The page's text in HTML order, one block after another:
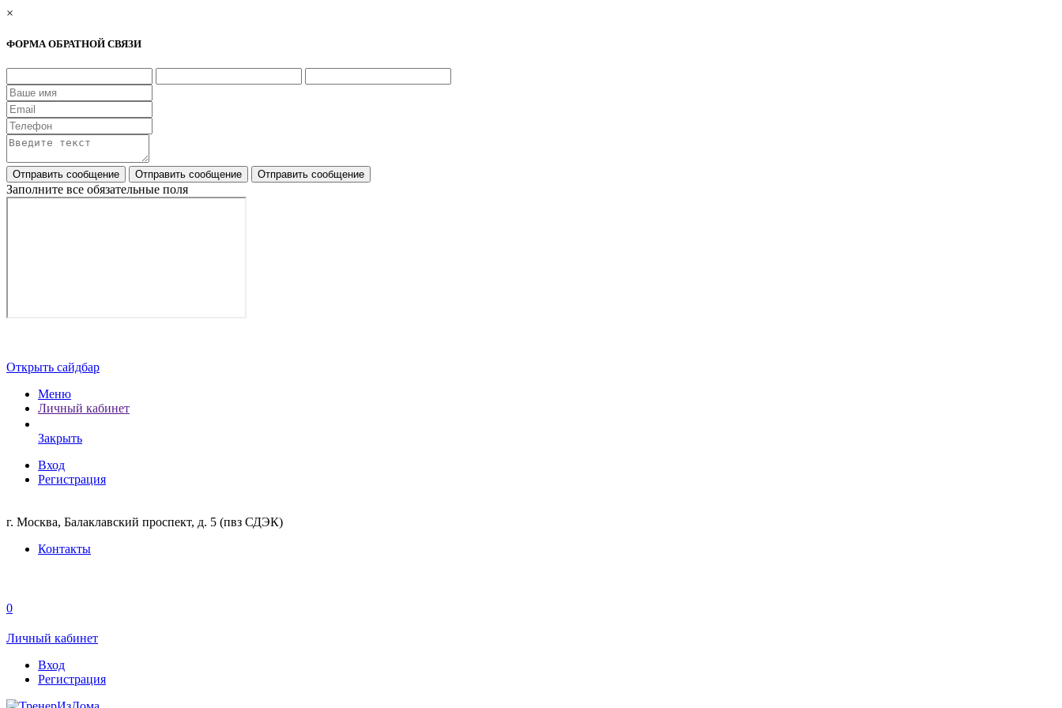
×
ФОРМА ОБРАТНОЙ СВЯЗИ
Заполните все обязательные поля
Открыть сайдбар
Меню
Личный кабинет
Закрыть
Вход
Регистрация
г. Москва, Балаклавский проспект, д. 5 (пвз СДЭК)
Контакты
0
Личный кабинет
Вход
Регистрация